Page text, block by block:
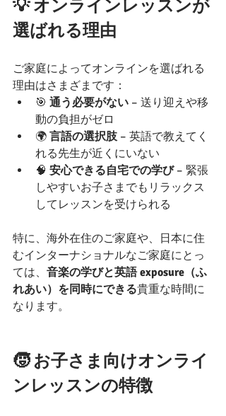
💡 オンラインレッスンが
選ばれる理由
ご家庭によってオンラインを選ばれる
理由はさまざまです：
🎯 通う必要がない – 送り迎えや移
動の負担がゼロ
🌍 言語の選択肢 – 英語で教えてく
れる先生が近くにいない
🧠 安心できる自宅での学び – 緊張
しやすいお子さまでもリラックス
してレッスンを受けられる
特に、海外在住のご家庭や、日本に住
むインターナショナルなご家庭にとっ
ては、 音楽の学びと英語 exposure（ふ
れあい）を同時にできる貴重な時間に
なります。
🧒 お子さま向けオンライ
ンレッスンの特徴